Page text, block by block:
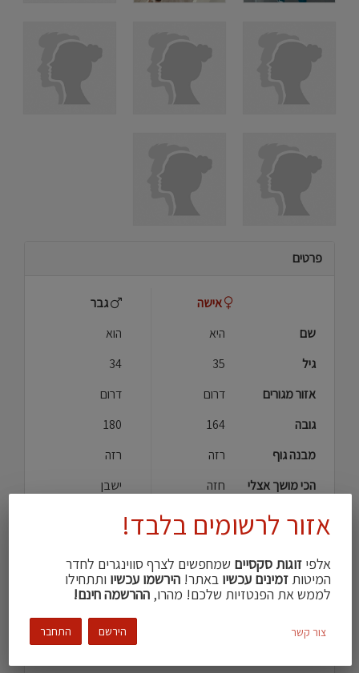
פרטים
אישה
גבר
שם
היא
הוא
גיל
35
34
אזור מגורים
דרום
דרום
גובה
164
180
מבנה גוף
רזה
רזה
הכי מושך אצלי
חזה
ישבן
העדפה מינית
ראש פתוח
עישון
לא מעשן\ת
מידיי פעם
שפות
עברית, אנגלית
אזור לרשומים בלבד!
אלפיזוגות סקסיים שמחפשים לצרף סווינגרים לחדר
המיטותזמינים עכשיו באתר!הירשמו עכשיו ותתחילו
לממש את הפנטזיות שלכם! מהרו,ההרשמה חינם!
הירשם התחבר צור קשר